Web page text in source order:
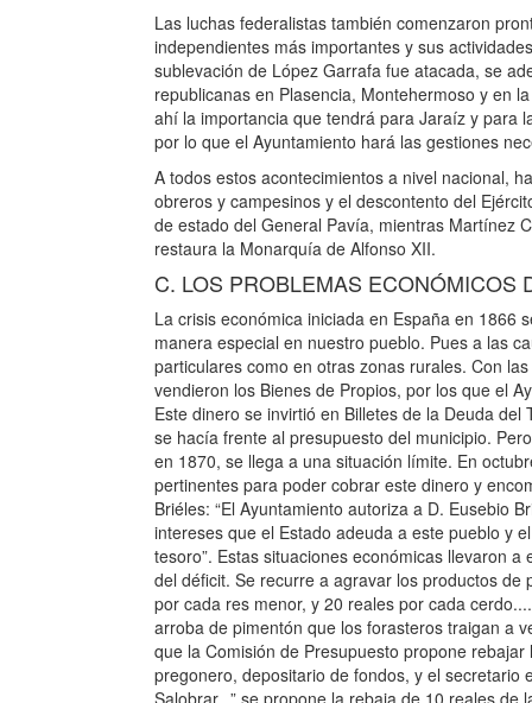
Las luchas federalistas también comenzaron
independientes más importantes y sus
sublevación de López Garrafa fue atacada, se
republicanas en Plasencia, Montehermoso y en
ahí la importancia que tendrá para Jaraíz y para
por lo que el Ayuntamiento hará las gestiones
A todos estos acontecimientos a nivel nacional,
obreros y campesinos y el descontento del
de estado del General Pavía, mientras Martínez
restaura la Monarquía de Alfonso XII.
C. LOS PROBLEMAS ECONÓMICOS
La crisis económica iniciada en España en 1866
manera especial en nuestro pueblo. Pues a las
particulares como en otras zonas rurales. Con
vendieron los Bienes de Propios, por los que el
Este dinero se invirtió en Billetes de la Deuda
se hacía frente al presupuesto del municipio.
en 1870, se llega a una situación límite. En
pertinentes para poder cobrar este dinero y
Briéles: “El Ayuntamiento autoriza a D. Eusebio
intereses que el Estado adeuda a este pueblo y
tesoro”. Estas situaciones económicas llevaron
del déficit. Se recurre a agravar los productos
por cada res menor, y 20 reales por cada
arroba de pimentón que los forasteros traigan a
que la Comisión de Presupuesto propone
pregonero, depositario de fondos, y el
Salobrar...” se propone la rebaja de 10 reales